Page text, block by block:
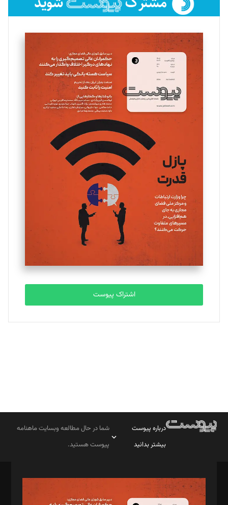
فائزه فتحی رستمی
تحریریه
سروش کرمیان
تحریریه
مینا پاکدل
یسنا امان‌پور
تحریریه
ملینا جعفری
تحریریه
مصطفی مسجدی آرانی
تحریریه
بابک نقاش
تحریریه
اشتراک پیوست
درباره پیوست
بیشتر بدانید
شما در حال مطالعه وبسایت ماهنامه
پیوست هستید.
مدیر مسئول: محمدباقر اثنی‌عشری
سردبیر: مهرک محمودی